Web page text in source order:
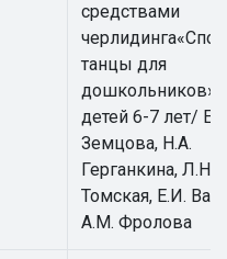
средствами
танцы для
дошкольников»
детей 6-7 лет/
Земцова, Н.А.
Герганкина, Л.Н.
Томская, Е.И.
А.М. Фролова